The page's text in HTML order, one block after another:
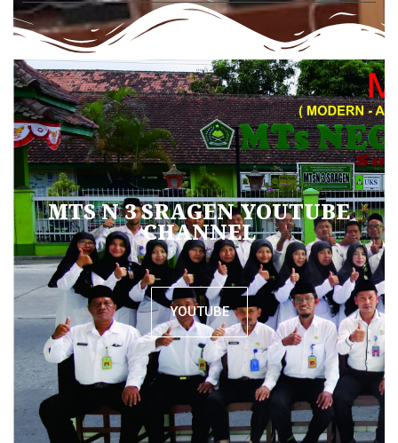
MTS N 3 SRAGEN YOUTUBE
CHANNEL
YOUTUBE